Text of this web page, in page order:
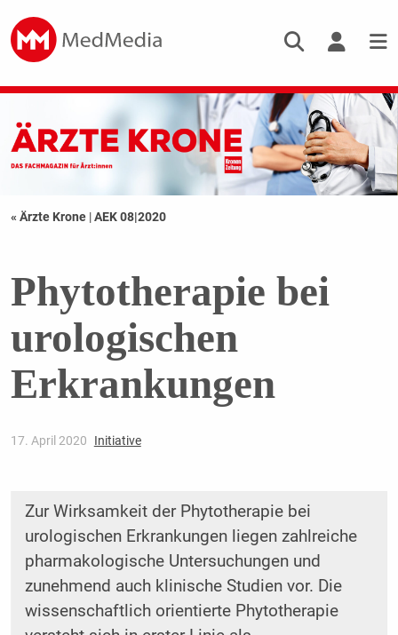
« Ärzte Krone |AEK 08|2020
Phytotherapie bei
urologischen
Erkrankungen
17. April 2020 Initiative
Zur Wirksamkeit der Phytotherapie bei
urologischen Erkrankungen liegen zahlreiche
pharmakologische Untersuchungen und
zunehmend auch klinische Studien vor. Die
wissenschaftlich orientierte Phytotherapie